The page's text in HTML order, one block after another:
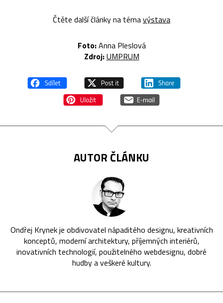
Čtěte další články na témavýstava
Foto:Anna Pleslová
Zdroj:UMPRUM
AUTOR ČLÁNKU
Ondřej Krynek je obdivovatel nápaditého designu, kreativních
konceptů, moderní architektury, příjemných interiérů,
inovativních technologií, použitelného webdesignu, dobré
hudby a veškeré kultury.